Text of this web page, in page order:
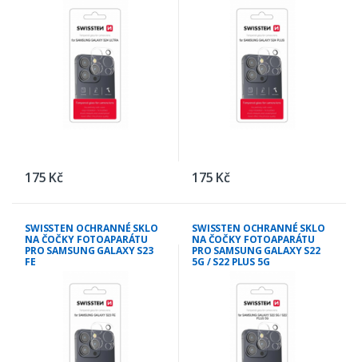
175 Kč 175 Kč
SWISSTEN OCHRANNÉ SKLO
NA ČOČKY FOTOAPARÁTU
PRO SAMSUNG GALAXY S23
FE
SWISSTEN OCHRANNÉ SKLO
NA ČOČKY FOTOAPARÁTU
PRO SAMSUNG GALAXY S22
5G / S22 PLUS 5G